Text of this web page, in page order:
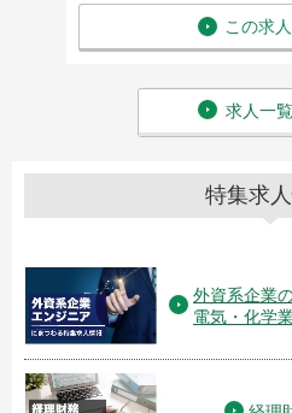
この求
求人一
特集求
外資系企業
電気・化学業